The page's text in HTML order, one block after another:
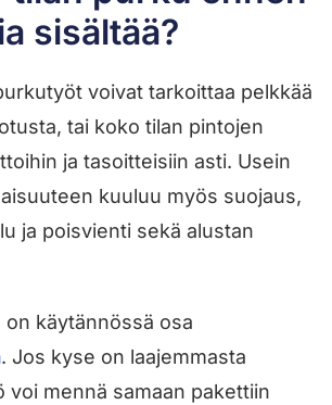
sisältää?
voivat tarkoittaa pelkkää
tai koko tilan pintojen
ja tasoitteisiin asti. Usein
kuuluu myös suojaus,
ja poisvienti sekä alustan
käytännössä osa
. Jos kyse on laajemmasta
voi mennä samaan pakettiin